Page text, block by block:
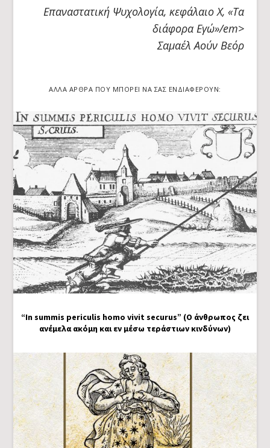
Επαναστατική Ψυχολογία, κεφάλαιο X, «Τα
διάφορα Εγώ»/em>
Σαμαέλ Αούν Βεόρ
ΆΛΛΑ ΆΡΘΡΑ ΠΟΥ ΜΠΟΡΕΊ ΝΑ ΣΑΣ ΕΝΔΙΑΦΈΡΟΥΝ:
“In summis periculis homo vivit securus” (Ο άνθρωπος ζει
ανέμελα ακόμη και εν μέσω τεράστιων κινδύνων)